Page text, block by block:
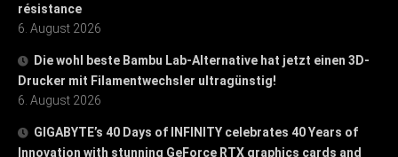
résistance
6. August 2026
Die wohl beste Bambu Lab-Alternative hat jetzt einen 3D-
Drucker mit Filamentwechsler ultragünstig!
6. August 2026
GIGABYTE’s 40 Days of INFINITY celebrates 40 Years of
Innovation with stunning GeForce RTX graphics cards and